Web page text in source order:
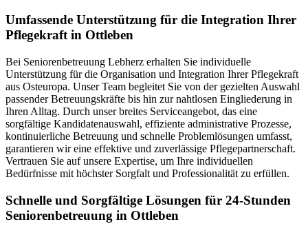
Umfassende Unterstützung für die Integration Ihrer
Pflegekraft in Ottleben
Bei Seniorenbetreuung Lebherz erhalten Sie individuelle
Unterstützung für die Organisation und Integration Ihrer Pflegekraft
aus Osteuropa. Unser Team begleitet Sie von der gezielten Auswahl
passender Betreuungskräfte bis hin zur nahtlosen Eingliederung in
Ihren Alltag. Durch unser breites Serviceangebot, das eine
sorgfältige Kandidatenauswahl, effiziente administrative Prozesse,
kontinuierliche Betreuung und schnelle Problemlösungen umfasst,
garantieren wir eine effektive und zuverlässige Pflegepartnerschaft.
Vertrauen Sie auf unsere Expertise, um Ihre individuellen
Bedürfnisse mit höchster Sorgfalt und Professionalität zu erfüllen.
Schnelle und Sorgfältige Lösungen für 24-Stunden
Seniorenbetreuung in Ottleben